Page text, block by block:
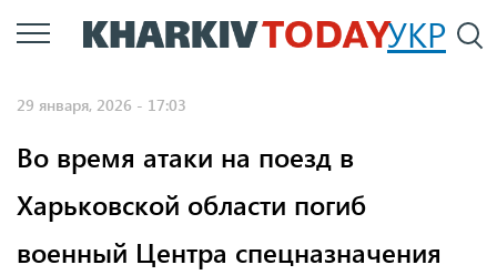
Перейти
к
УКР
29 января, 2026 - 17:03
Во время атаки на поезд в
Харьковской области погиб
военный Центра спецназначения